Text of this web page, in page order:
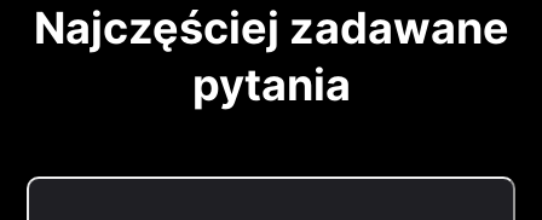
Najczęściej zadawane
pytania